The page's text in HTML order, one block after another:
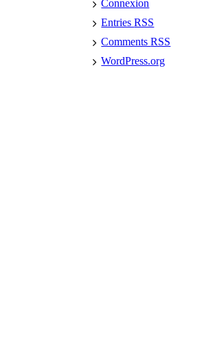
Connexion
EntriesRSS
CommentsRSS
WordPress.org